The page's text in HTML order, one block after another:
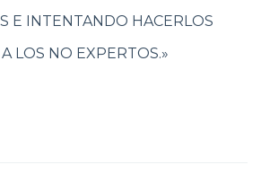
E INTENTANDO HACERLOS
LOS NO EXPERTOS.»